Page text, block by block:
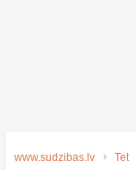
www.sudzibas.lv Tet